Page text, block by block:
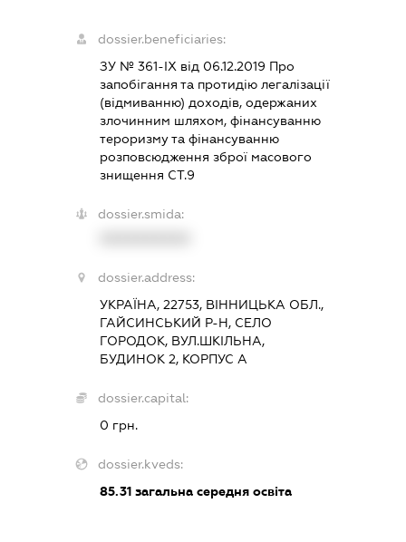
dossier.beneficiaries:
ЗУ № 361-IX від 06.12.2019 Про
запобігання та протидію легалізації
(відмиванню) доходів, одержаних
злочинним шляхом, фінансуванню
тероризму та фінансуванню
розповсюдження зброї масового
знищення СТ.9
dossier.smida:
dossier.address:
УКРАЇНА, 22753, ВІННИЦЬКА ОБЛ.,
ГАЙСИНСЬКИЙ Р-Н, СЕЛО
ГОРОДОК, ВУЛ.ШКІЛЬНА,
БУДИНОК 2, КОРПУС А
dossier.capital:
0 грн.
dossier.kveds:
85.31загальна середня освіта